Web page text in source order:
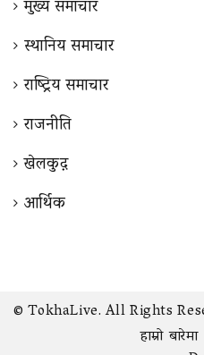
मुख्य समाचार
स्थानिय समाचार
राष्ट्रिय समाचार
राजनीति
खेलकुद़़
आर्थिक
© TokhaLive. All Rights
हाम्रो बारेमा